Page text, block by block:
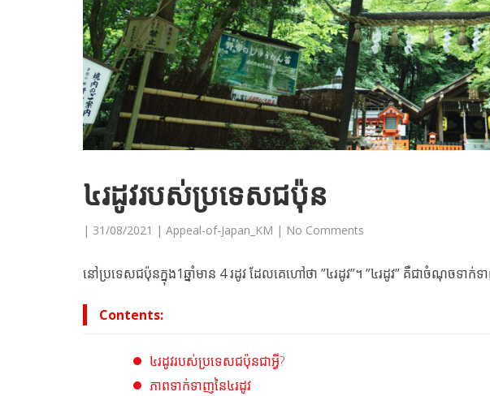
៤រដូវរបស់ប្រទេសជប៉ុន
| 31/08/2021 | Appeal-of-Japan_KM | No Comments
នៅប្រទេសជប៉ុនក្នុង1ឆ្នាំមាន 4 រដូវ ដែលគេហៅថា ”៤រដូវ”។ ”៤រដូវ” គឺជាចំណុ
Contents:
៤រដូវរបស់ប្រទេសជប៉ុនជាអ្វី?
ភាពទាក់ទាញនៃ៤រដូវ